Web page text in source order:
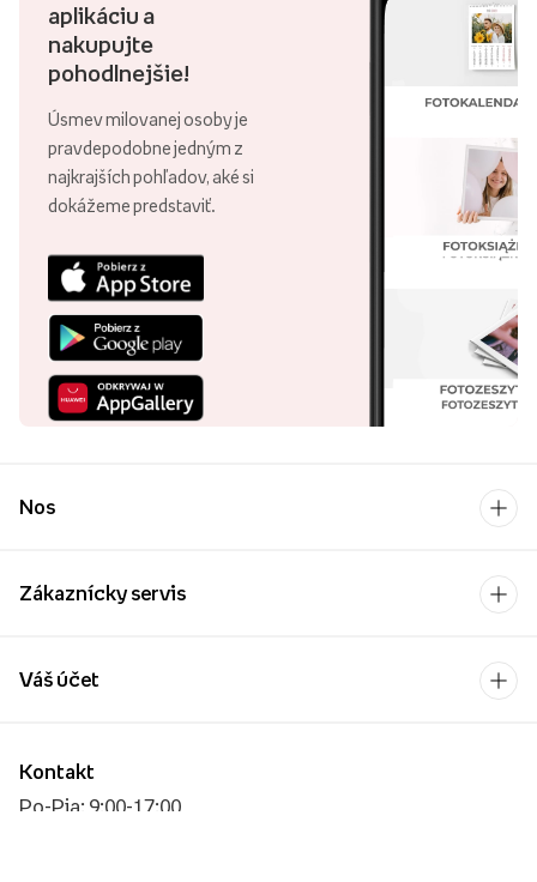
aplikáciu a
nakupujte
pohodlnejšie!
Úsmev milovanej osoby je
pravdepodobne jedným z
najkrajších pohľadov, aké si
dokážeme predstaviť.
Nos
Zákaznícky servis
Kontakt
Po-Pia: 9:00-17:00
Váš účet